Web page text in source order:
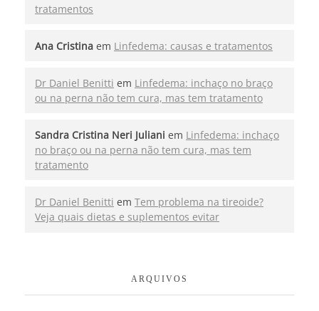
tratamentos
Ana Cristina em Linfedema: causas e tratamentos
Dr Daniel Benitti em Linfedema: inchaço no braço
ou na perna não tem cura, mas tem tratamento
Sandra Cristina Neri Juliani em Linfedema: inchaço
no braço ou na perna não tem cura, mas tem
tratamento
Dr Daniel Benitti em Tem problema na tireoide?
Veja quais dietas e suplementos evitar
ARQUIVOS